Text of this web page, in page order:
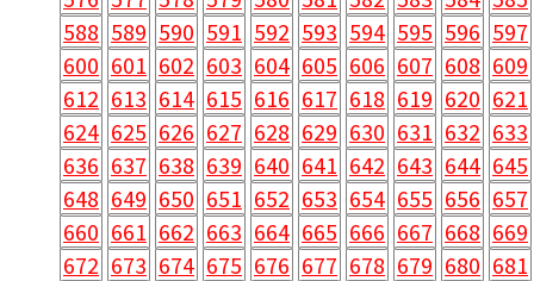
588 589 590 591 592 593 594 595 596 597
600 601 602 603 604 605 606 607 608 609
612 613 614 615 616 617 618 619 620 621
624 625 626 627 628 629 630 631 632 633
636 637 638 639 640 641 642 643 644 645
648 649 650 651 652 653 654 655 656 657
660 661 662 663 664 665 666 667 668 669
672 673 674 675 676 677 678 679 680 681